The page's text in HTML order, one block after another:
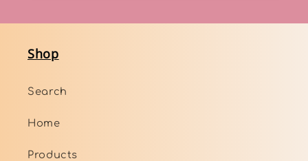
Shop
Search
Home
Products